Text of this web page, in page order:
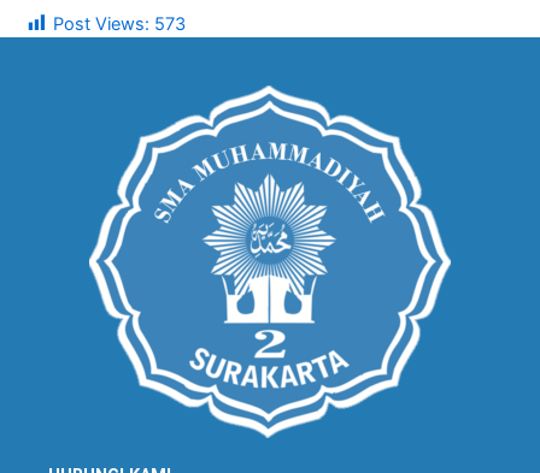
Post Views: 573